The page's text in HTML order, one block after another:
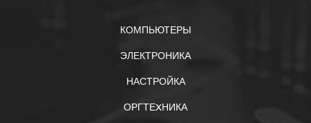
КОМПЬЮТЕРЫ
ЭЛЕКТРОНИКА
НАСТРОЙКА
ОРГТЕXНИКА